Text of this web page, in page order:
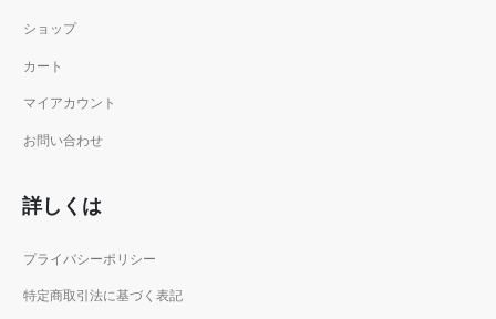
ショップ
カート
マイアカウント
お問い合わせ
詳しくは
プライバシーポリシー
特定商取引法に基づく表記